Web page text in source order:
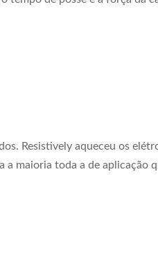
Resistively aqueceu os
a maioria toda a de aplicação